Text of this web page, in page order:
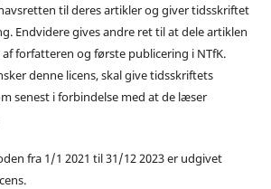
til deres artikler og giver tidsskriftet
Endvidere gives andre ret til at dele artiklen
forfatteren og første publicering i NTfK.
denne licens, skal give tidsskriftets
senest i forbindelse med at de læser
fra 1/1 2021 til 31/12 2023 er udgivet